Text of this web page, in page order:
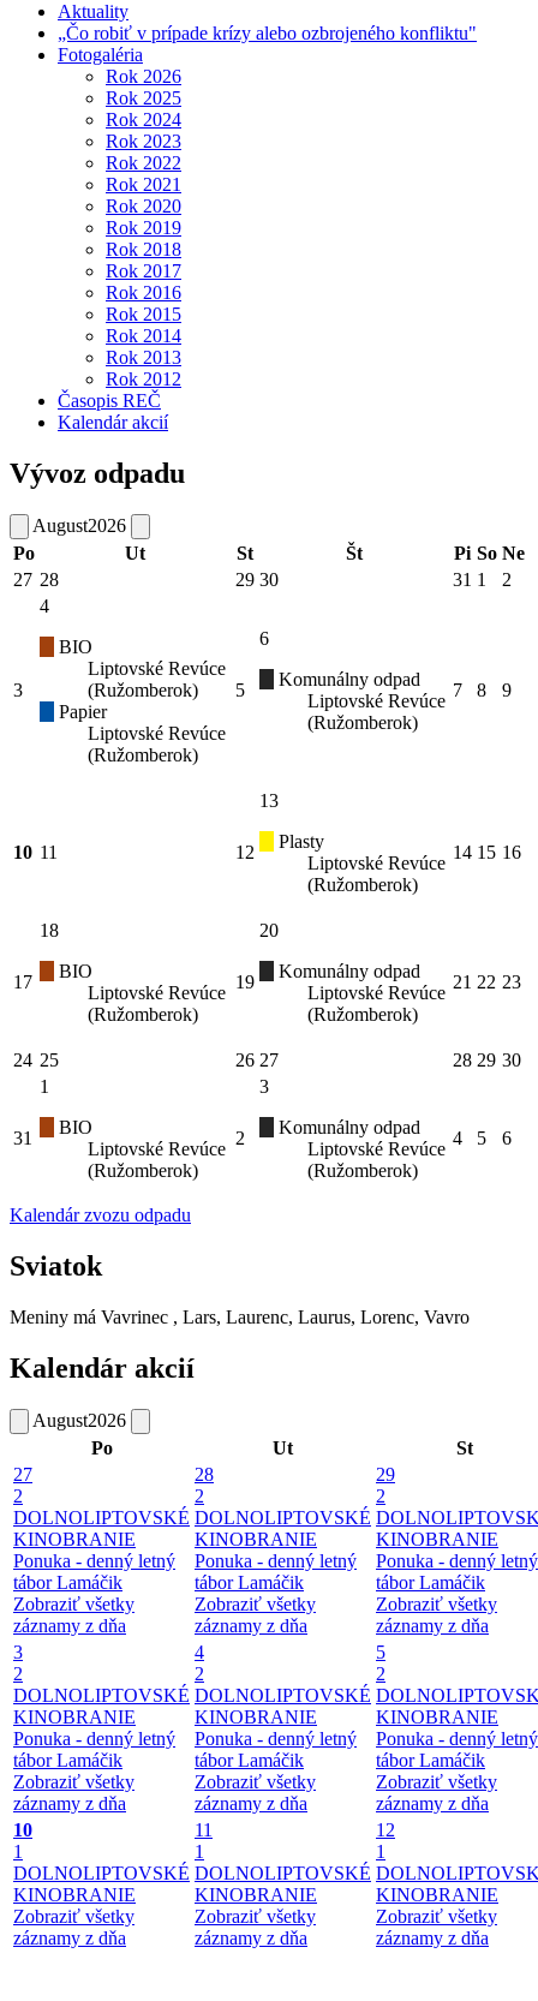
Aktuality
„Čo robiť v prípade krízy alebo ozbrojeného konfliktu"
Fotogaléria
Rok 2026
Rok 2025
Rok 2024
Rok 2023
Rok 2022
Rok 2021
Rok 2020
Rok 2019
Rok 2018
Rok 2017
Rok 2016
Rok 2015
Rok 2014
Rok 2013
Rok 2012
Časopis REČ
Kalendár akcií
Vývoz odpadu
August2026
Po
Ut St Št Pi So Ne
27 28 29 30 31 1 2
3
4
BIO
Liptovské Revúce
(Ružomberok)
Papier
Liptovské Revúce
(Ružomberok)
5
6
Komunálny odpad
Liptovské Revúce
(Ružomberok)
7 8 9
10 11 12
13
Plasty
Liptovské Revúce
(Ružomberok)
14 15 16
17
18
BIO
Liptovské Revúce
(Ružomberok)
19
20
Komunálny odpad
Liptovské Revúce
(Ružomberok)
21 22 23
24 25 26 27 28 29 30
31
1
BIO
Liptovské Revúce
(Ružomberok)
2
3
Komunálny odpad
Liptovské Revúce
(Ružomberok)
4 5 6
Kalendár zvozu odpadu
Sviatok
Meniny má Vavrinec , Lars, Laurenc, Laurus, Lorenc, Vavro
Kalendár akcií
August2026
Po
Ut
St
27
2
DOLNOLIPTOVSKÉ
KINOBRANIE
Ponuka - denný letný
tábor Lamáčik
Zobraziť všetky
záznamy z dňa
28
2
DOLNOLIPTOVSKÉ
KINOBRANIE
Ponuka - denný letný
tábor Lamáčik
Zobraziť všetky
záznamy z dňa
29
2
KINOBRANIE
Ponuka - denný letný
tábor Lamáčik
Zobraziť všetky
záznamy z dňa
3
2
DOLNOLIPTOVSKÉ
KINOBRANIE
Ponuka - denný letný
tábor Lamáčik
Zobraziť všetky
záznamy z dňa
4
2
DOLNOLIPTOVSKÉ
KINOBRANIE
Ponuka - denný letný
tábor Lamáčik
Zobraziť všetky
záznamy z dňa
5
2
KINOBRANIE
Ponuka - denný letný
tábor Lamáčik
Zobraziť všetky
záznamy z dňa
10
1
DOLNOLIPTOVSKÉ
KINOBRANIE
Zobraziť všetky
záznamy z dňa
11
1
DOLNOLIPTOVSKÉ
KINOBRANIE
Zobraziť všetky
záznamy z dňa
12
1
KINOBRANIE
Zobraziť všetky
záznamy z dňa